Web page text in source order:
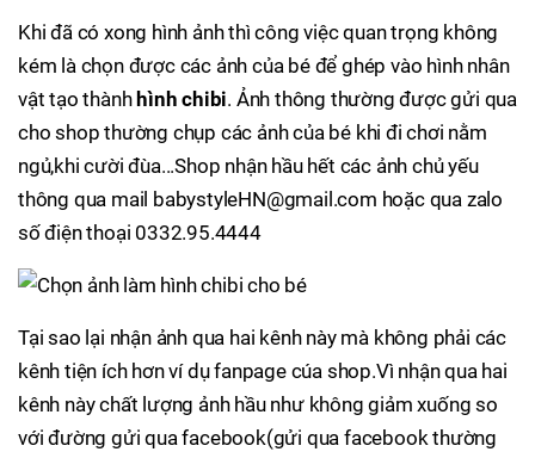
Khi đã có xong hình ảnh thì công việc quan trọng không
kém là chọn được các ảnh của bé để ghép vào hình nhân
vật tạo thành hình chibi. Ảnh thông thường được gửi qua
cho shop thường chụp các ảnh của bé khi đi chơi nằm
ngủ,khi cười đùa...Shop nhận hầu hết các ảnh chủ yếu
thông qua mail babystyleHN@gmail.com hoặc qua zalo
số điện thoại 0332.95.4444
Tại sao lại nhận ảnh qua hai kênh này mà không phải các
kênh tiện ích hơn ví dụ fanpage cúa shop.Vì nhận qua hai
kênh này chất lượng ảnh hầu như không giảm xuống so
với đường gửi qua facebook(gửi qua facebook thường